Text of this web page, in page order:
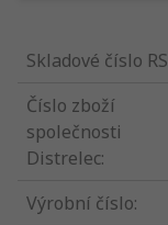
Skladové číslo RS
Číslo zboží
společnosti
Distrelec:
Výrobní číslo: